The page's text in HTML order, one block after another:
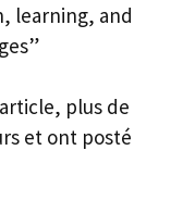
learning, and
plus de
et ont posté